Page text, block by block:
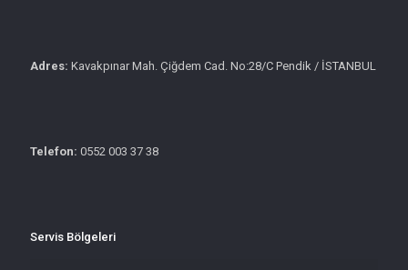
Adres: Kavakpınar Mah. Çiğdem Cad. No:28/C Pendik / İSTANBUL
Telefon: 0552 003 37 38
Servis Bölgeleri